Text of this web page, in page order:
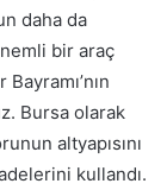
daha da
bir araç
Bursa olarak
altyapısını
kullandı.